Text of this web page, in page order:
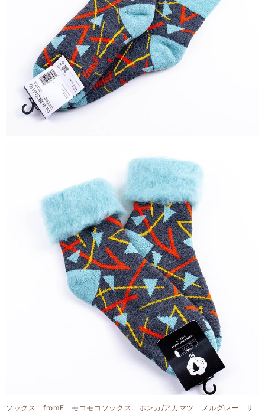
ソックス fromF モコモコソックス ホンカ/アカマツ メルグレー サ